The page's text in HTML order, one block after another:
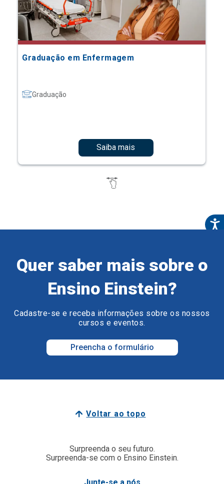
Graduação em Enfermagem
Graduação
Saiba mais
Quer saber mais sobre o
Ensino Einstein?
Cadastre-se e receba informações sobre os nossos
cursos e eventos.
Preencha o formulário
Voltar ao topo
Surpreenda o seu futuro.
Surpreenda-se com o Ensino Einstein.